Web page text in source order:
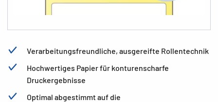
Verarbeitungsfreundliche, ausgereifte Rollentechnik
Hochwertiges Papier für konturenscharfe
Druckergebnisse
Optimal abgestimmt auf die